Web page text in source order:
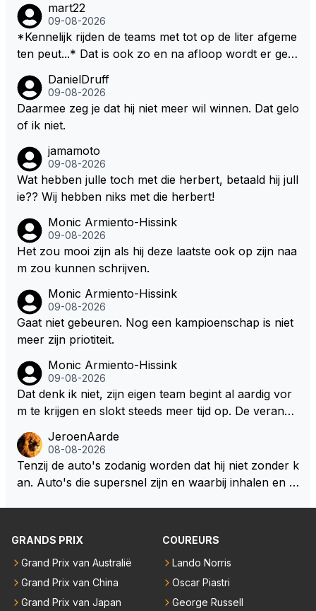
e goede richting in gestuurd worden. Als hij perse uit
was op zoveel mogelijk titels dan was hij al veel eerd
er bij RB vertrokken.
mart22
09-08-2026
*Kennelijk rijden de teams met tot op de liter afgeme
ten peut...* Dat is ook zo en na afloop wordt er gec
zitten. Om die reden is Vettel ooit gediskwalificeerd. J
e hoort soms ook wel eens dat ze brandstoof moete
n sparen als de race engineer denkt dat ze die ene li
door die 1 liter te verhogen naar bijv. 5 liter en dan di
e ronden achter SC niet mee te tellen. Na x ronden
SC moet er na afloop niet nog 5 maar x liter inzitten.
DanielDruff
09-08-2026
Daarmee zeg je dat hij niet meer wil winnen. Dat gelo
of ik niet.
jamamoto
09-08-2026
Wat hebben julle toch met die herbert, betaald hij jull
ie?? Wij hebben niks met die herbert!
Monic Armiento-Hissink
09-08-2026
Het zou mooi zijn als hij deze laatste ook op zijn naa
m zou kunnen schrijven.
Monic Armiento-Hissink
09-08-2026
Gaat niet gebeuren. Nog een kampioenschap is niet
meer zijn priotiteit.
Monic Armiento-Hissink
09-08-2026
Dat denk ik niet, zijn eigen team begint al aardig vor
m te krijgen en slokt steeds meer tijd op. De verande
en zullen ben ik bang niet het gewenste effect hebb
en. Mocht het wel zo zijn dan zal het 3 jaar zijn, hoo
guit 5 jaar maar echt niet langer. Vergeet niet, hij hee
JeroenAarde
08-08-2026
Tenzij de auto's zodanig worden dat hij niet zonder k
an. Auto's die supersnel zijn en waarbij inhalen en v
mogelijkheden. Het ouderwetse racen waarbij de ma
ebouwd worden zie ik Max het nog wel langer volho
uden dan dat hij op dit moment beweerd. Dan kan hij
zijn talenten en uitzonderlijke klasse laten zien en he
GRANDS PRIX
Grand Prix van Australië
Grand Prix van China
Grand Prix van Japan
COUREURS
Lando Norris
Oscar Piastri
George Russell